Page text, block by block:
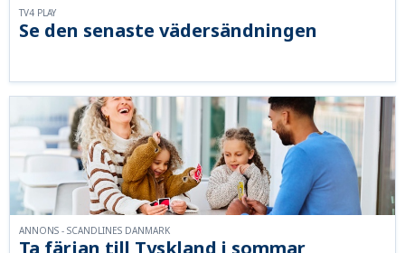
Se den senaste vädersändningen
TV4 PLAY
ANNONS - SCANDLINES DANMARK